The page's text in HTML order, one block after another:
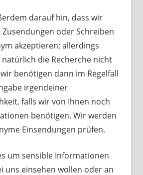
darauf hin, dass wir
oder Schreiben
akzeptieren; allerdings
die Recherche nicht
benötigen dann im Regelfall
irgendeiner
falls wir von Ihnen noch
benötigen. Wir werden
Einsendungen prüfen.
um sensible Informationen
uns einsehen wollen oder an